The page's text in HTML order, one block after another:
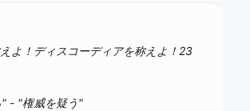
よ！ディスコーディアを称えよ！23
- "権威を疑う"